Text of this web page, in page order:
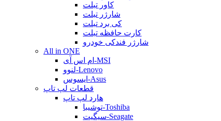
کاور تبلت
شارژر تبلت
کی برد تبلت
کارت حافظه تبلت
شارژر فندکی خودرو
All in ONE
ام اس آی-MSI
لنوو-Lenovo
ایسوس-Asus
قطعات لپ تاپ
هارد لپ تاپ
توشیبا-Toshiba
سیگیت-Seagate